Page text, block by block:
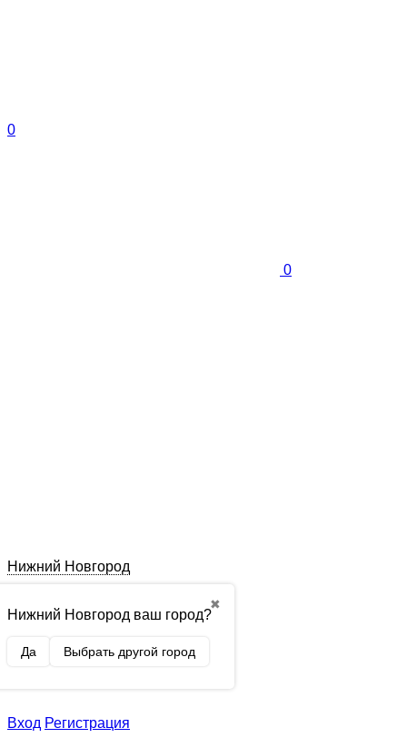
0
0
Нижний Новгород
✖
Нижний Новгород ваш город?
Да Выбрать другой город
Вход Регистрация